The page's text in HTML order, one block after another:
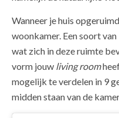
Wanneer je huis
woonkamer. Een soort
wat zich in deze ruimte
vorm jouw living room
mogelijk te verdelen in 9
midden staan van de